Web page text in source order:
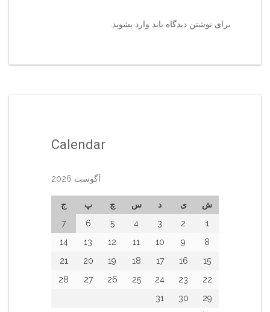
برای نوشتن دیدگاه باید وارد بشوید
Calendar
آگوست 2026
ش ی د س چ پ
ج
1
2
3
4
5
6
7
8
9
10
11
12
13
14
15
16
17
18
19
20
21
22
23
24
25
26
27
28
29
30
31